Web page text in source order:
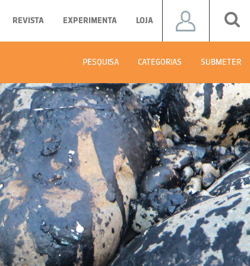
REVISTA EXPERIMENTA LOJA
PESQUISA CATEGORIAS SUBMETER